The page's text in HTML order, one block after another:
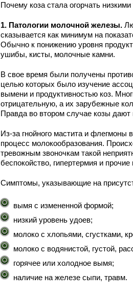
Почему коза стала огорчать
1. Патологии молочной железы.
сказывается как минимум на
Обычно к понижению уровня
ушибы, кисты, молочные камни.
В свое время были получены
целью которых было изучение
вымени и продуктивностью коз.
отрицательную, а их зарубежные
Правда во втором случае козы дают
Из-за гнойного мастита и флегмоны
процесс молокообразования.
тревожным звоночкам такой
беспокойство, гипертермия и прочие
Симптомы, указывающие на
вымя с измененной формой;
низкий уровень удоев;
молоко с хлопьями, сгустками,
молоко с водянистой, густой,
горячее или холодное вымя;
наличие на железе сыпи, травм.